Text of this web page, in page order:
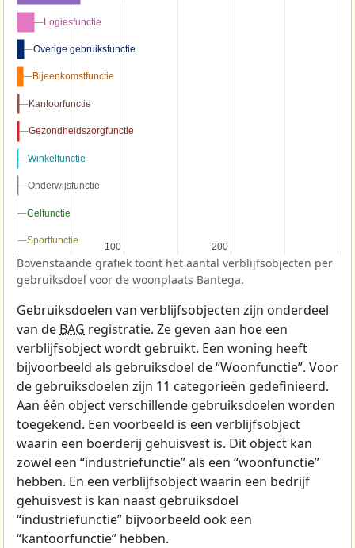
100
100 200
200
Logiesfunctie
Logiesfunctie
Overige gebruiksfunctie
Overige gebruiksfunctie
Bijeenkomstfunctie
Bijeenkomstfunctie
Kantoorfunctie
Kantoorfunctie
Gezondheidszorgfunctie
Gezondheidszorgfunctie
Winkelfunctie
Winkelfunctie
Onderwijsfunctie
Onderwijsfunctie
Celfunctie
Celfunctie
Sportfunctie
Sportfunctie
Bovenstaande grafiek toont het aantal verblijfsobjecten per
gebruiksdoel voor de woonplaats Bantega.
Gebruiksdoelen van verblijfsobjecten zijn onderdeel
van de BAG registratie. Ze geven aan hoe een
verblijfsobject wordt gebruikt. Een woning heeft
bijvoorbeeld als gebruiksdoel de “Woonfunctie”. Voor
de gebruiksdoelen zijn 11 categorieën gedefinieerd.
Aan één object verschillende gebruiksdoelen worden
toegekend. Een voorbeeld is een verblijfsobject
waarin een boerderij gehuisvest is. Dit object kan
zowel een “industriefunctie” als een “woonfunctie”
hebben. En een verblijfsobject waarin een bedrijf
gehuisvest is kan naast gebruiksdoel
“industriefunctie” bijvoorbeeld ook een
“kantoorfunctie” hebben.